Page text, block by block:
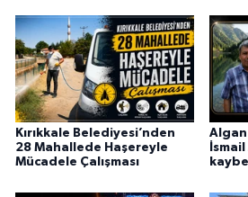
Kırıkkale Belediyesi’nden
28 Mahallede Haşereyle
Mücadele Çalışması
Algan